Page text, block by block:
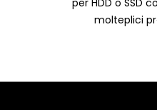
molteplici